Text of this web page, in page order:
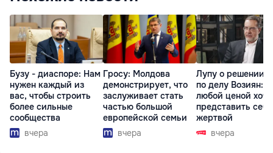
Бузу - диаспоре: Нам
нужен каждый из
вас, чтобы строить
более сильные
сообщества
вчера
Гросу: Молдова
демонстрирует, что
заслуживает стать
частью большой
европейской семьи
вчера
Лупу о решении
по делу Возиян:
любой ценой
представить себя
жертвой
вчера